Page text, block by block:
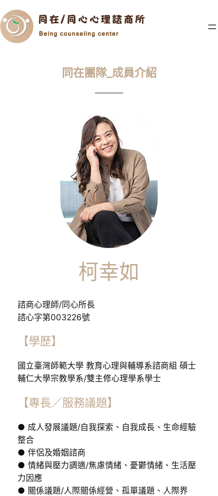
至
主
同在團隊_成員介紹
柯幸如
諮商心理師/同心所長
諮心字第003226號
【學歷】
國立臺灣師範大學 教育心理與輔導系諮商組 碩士
輔仁大學宗教學系/雙主修心理學系學士
【專長／服務議題】
● 成人發展議題/自我探索、自我成長、生命經驗
整合
● 伴侶及婚姻諮商
● 情緒與壓力調適/焦慮情緒、憂鬱情緒、生活壓
力因應
● 關係議題/人際關係經營、孤單議題、人際界